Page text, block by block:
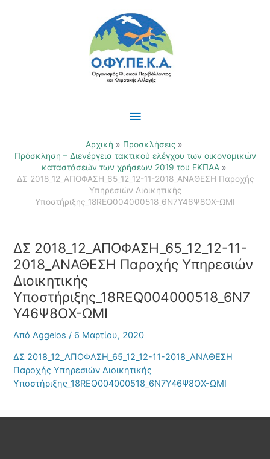
Κύριο
Μενού
Αρχική
Προσκλήσεις
Πρόσκληση – Διενέργεια τακτικού ελέγχου των οικονομικών
καταστάσεών των χρήσεων 2019 του ΕΚΠΑΑ
ΔΣ 2018_12_ΑΠΟΦΑΣΗ_65_12_12-11-2018_ΑΝΑΘΕΣΗ Παροχής
Υπηρεσιών Διοικητικής
Υποστήριξης_18REQ004000518_6Ν7Υ46Ψ8ΟΧ-ΩΜΙ
ΔΣ 2018_12_ΑΠΟΦΑΣΗ_65_12_12-11-
2018_ΑΝΑΘΕΣΗ Παροχής Υπηρεσιών
Διοικητικής
Υποστήριξης_18REQ004000518_6Ν7
Υ46Ψ8ΟΧ-ΩΜΙ
ΑπόAggelos/ 6 Μαρτίου, 2020
ΔΣ 2018_12_ΑΠΟΦΑΣΗ_65_12_12-11-2018_ΑΝΑΘΕΣΗ
Παροχής Υπηρεσιών Διοικητικής
Υποστήριξης_18REQ004000518_6Ν7Υ46Ψ8ΟΧ-ΩΜΙ